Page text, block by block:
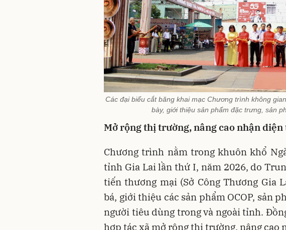
Các đại biểu cắt băng khai mạc Chương trình không
bày, giới thiệu sản phẩm đặc trưng, sản
Mở rộng thị trường, nâng cao nhận
Chương trình nằm trong khuôn khổ
tỉnh Gia Lai lần thứ I, năm 2026, do
tiến thương mại (Sở Công Thương Gia
bá, giới thiệu các sản phẩm OCOP, sản
người tiêu dùng trong và ngoài tỉnh.
hợp tác xã mở rộng thị trường, nâng cao